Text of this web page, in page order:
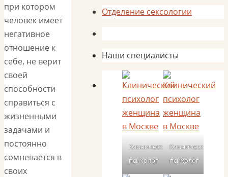
при котором
человек имеет
негативное
отношение к
себе, не верит
своей
способности
справиться с
жизненными
задачами и
постоянно
сомневается в
своих
Отделение сексологии
Наши специалисты
Клинический
психолог
Клинический
психолог